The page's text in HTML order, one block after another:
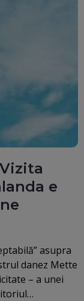
e
asupra
danez Mette
– a unei